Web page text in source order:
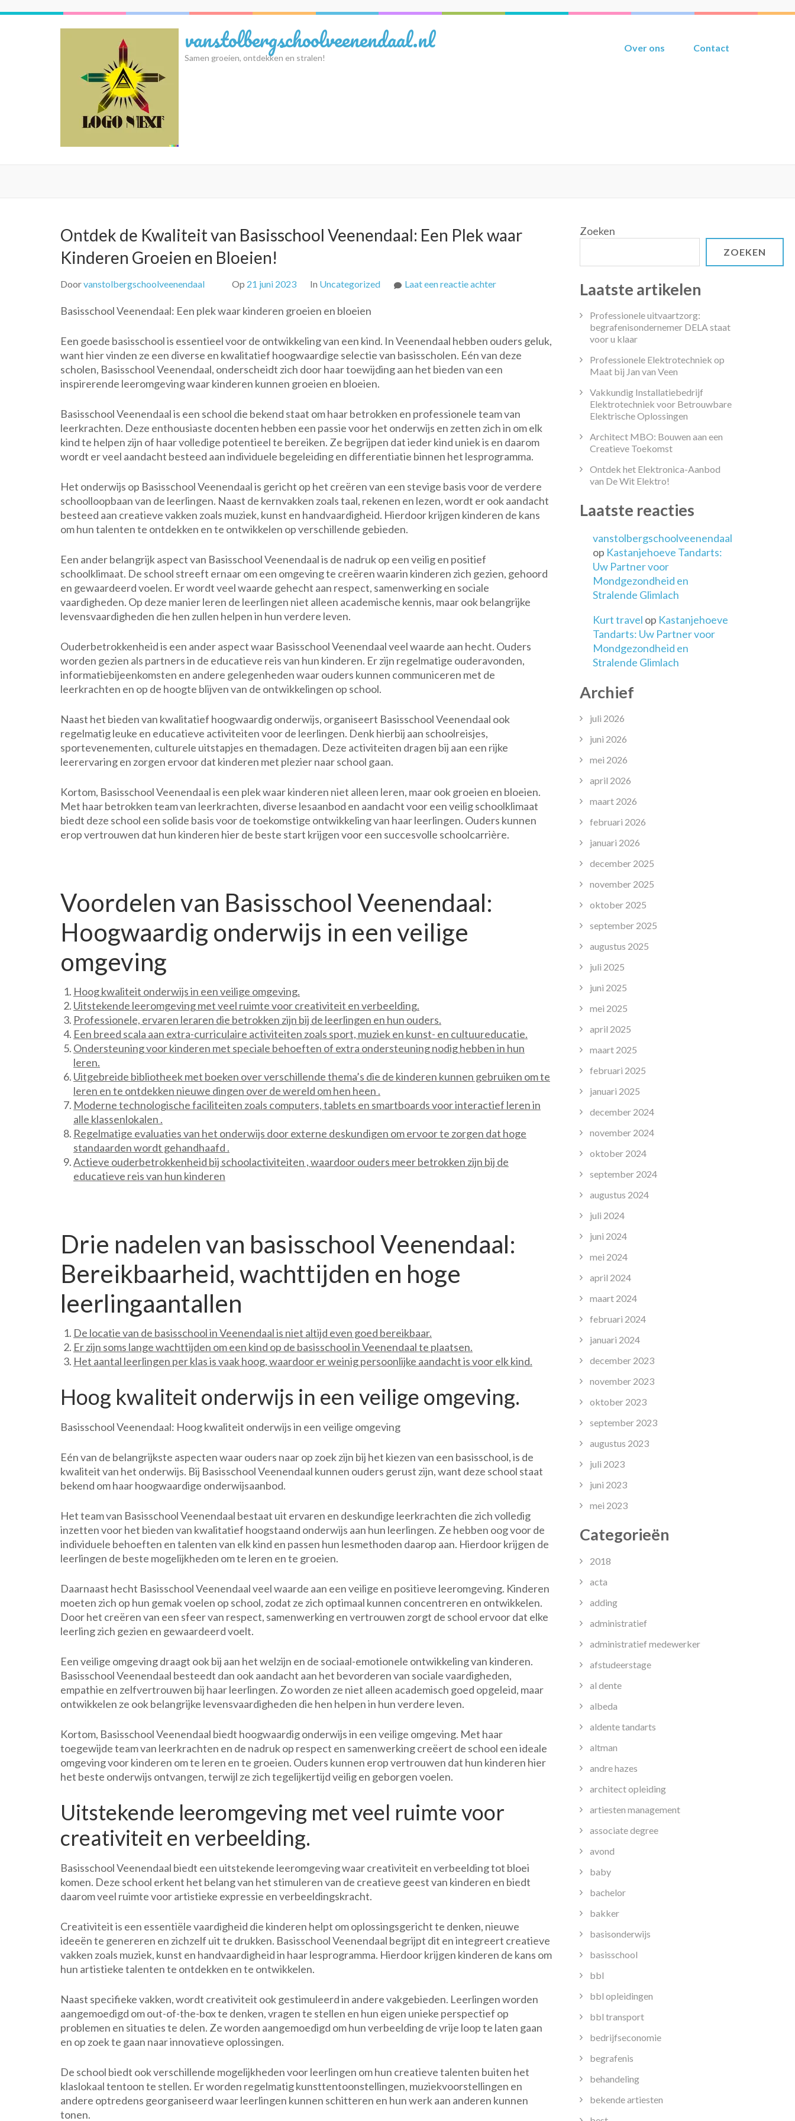
vanstolbergschoolveenendaal.nl
Samen groeien, ontdekken en stralen!
Over ons Contact
Ontdek de Kwaliteit van Basisschool Veenendaal: Een Plek waar
Kinderen Groeien en Bloeien!
Doorvanstolbergschoolveenendaal Op 21 juni 2023 In Uncategorized Laat een reactie achterop
van
Basisschool
Veenendaal:
waar
Kinderen
Groeien
en
Basisschool Veenendaal: Een plek waar kinderen groeien en bloeien
Een goede basisschool is essentieel voor de ontwikkeling van een kind. In Veenendaal hebben ouders geluk,
want hier vinden ze een diverse en kwalitatief hoogwaardige selectie van basisscholen. Eén van deze
scholen, Basisschool Veenendaal, onderscheidt zich door haar toewijding aan het bieden van een
inspirerende leeromgeving waar kinderen kunnen groeien en bloeien.
Basisschool Veenendaal is een school die bekend staat om haar betrokken en professionele team van
leerkrachten. Deze enthousiaste docenten hebben een passie voor het onderwijs en zetten zich in om elk
kind te helpen zijn of haar volledige potentieel te bereiken. Ze begrijpen dat ieder kind uniek is en daarom
wordt er veel aandacht besteed aan individuele begeleiding en differentiatie binnen het lesprogramma.
Het onderwijs op Basisschool Veenendaal is gericht op het creëren van een stevige basis voor de verdere
schoolloopbaan van de leerlingen. Naast de kernvakken zoals taal, rekenen en lezen, wordt er ook aandacht
besteed aan creatieve vakken zoals muziek, kunst en handvaardigheid. Hierdoor krijgen kinderen de kans
om hun talenten te ontdekken en te ontwikkelen op verschillende gebieden.
Een ander belangrijk aspect van Basisschool Veenendaal is de nadruk op een veilig en positief
schoolklimaat. De school streeft ernaar om een omgeving te creëren waarin kinderen zich gezien, gehoord
en gewaardeerd voelen. Er wordt veel waarde gehecht aan respect, samenwerking en sociale
vaardigheden. Op deze manier leren de leerlingen niet alleen academische kennis, maar ook belangrijke
levensvaardigheden die hen zullen helpen in hun verdere leven.
Ouderbetrokkenheid is een ander aspect waar Basisschool Veenendaal veel waarde aan hecht. Ouders
worden gezien als partners in de educatieve reis van hun kinderen. Er zijn regelmatige ouderavonden,
informatiebijeenkomsten en andere gelegenheden waar ouders kunnen communiceren met de
leerkrachten en op de hoogte blijven van de ontwikkelingen op school.
Naast het bieden van kwalitatief hoogwaardig onderwijs, organiseert Basisschool Veenendaal ook
regelmatig leuke en educatieve activiteiten voor de leerlingen. Denk hierbij aan schoolreisjes,
sportevenementen, culturele uitstapjes en themadagen. Deze activiteiten dragen bij aan een rijke
leerervaring en zorgen ervoor dat kinderen met plezier naar school gaan.
Kortom, Basisschool Veenendaal is een plek waar kinderen niet alleen leren, maar ook groeien en bloeien.
Met haar betrokken team van leerkrachten, diverse lesaanbod en aandacht voor een veilig schoolklimaat
biedt deze school een solide basis voor de toekomstige ontwikkeling van haar leerlingen. Ouders kunnen
erop vertrouwen dat hun kinderen hier de beste start krijgen voor een succesvolle schoolcarrière.
Voordelen van Basisschool Veenendaal:
Hoogwaardig onderwijs in een veilige
omgeving
Hoog kwaliteit onderwijs in een veilige omgeving.
Uitstekende leeromgeving met veel ruimte voor creativiteit en verbeelding.
Professionele, ervaren leraren die betrokken zijn bij de leerlingen en hun ouders.
Een breed scala aan extra-curriculaire activiteiten zoals sport, muziek en kunst- en cultuureducatie.
Ondersteuning voor kinderen met speciale behoeften of extra ondersteuning nodig hebben in hun
leren.
Uitgebreide bibliotheek met boeken over verschillende thema’s die de kinderen kunnen gebruiken om te
leren en te ontdekken nieuwe dingen over de wereld om hen heen .
Moderne technologische faciliteiten zoals computers, tablets en smartboards voor interactief leren in
alle klassenlokalen .
Regelmatige evaluaties van het onderwijs door externe deskundigen om ervoor te zorgen dat hoge
standaarden wordt gehandhaafd .
Actieve ouderbetrokkenheid bij schoolactiviteiten , waardoor ouders meer betrokken zijn bij de
educatieve reis van hun kinderen
Drie nadelen van basisschool Veenendaal:
Bereikbaarheid, wachttijden en hoge
leerlingaantallen
De locatie van de basisschool in Veenendaal is niet altijd even goed bereikbaar.
Er zijn soms lange wachttijden om een kind op de basisschool in Veenendaal te plaatsen.
Het aantal leerlingen per klas is vaak hoog, waardoor er weinig persoonlijke aandacht is voor elk kind.
Hoog kwaliteit onderwijs in een veilige omgeving.
Basisschool Veenendaal: Hoog kwaliteit onderwijs in een veilige omgeving
Eén van de belangrijkste aspecten waar ouders naar op zoek zijn bij het kiezen van een basisschool, is de
kwaliteit van het onderwijs. Bij Basisschool Veenendaal kunnen ouders gerust zijn, want deze school staat
bekend om haar hoogwaardige onderwijsaanbod.
Het team van Basisschool Veenendaal bestaat uit ervaren en deskundige leerkrachten die zich volledig
inzetten voor het bieden van kwalitatief hoogstaand onderwijs aan hun leerlingen. Ze hebben oog voor de
individuele behoeften en talenten van elk kind en passen hun lesmethoden daarop aan. Hierdoor krijgen de
leerlingen de beste mogelijkheden om te leren en te groeien.
Daarnaast hecht Basisschool Veenendaal veel waarde aan een veilige en positieve leeromgeving. Kinderen
moeten zich op hun gemak voelen op school, zodat ze zich optimaal kunnen concentreren en ontwikkelen.
Door het creëren van een sfeer van respect, samenwerking en vertrouwen zorgt de school ervoor dat elke
leerling zich gezien en gewaardeerd voelt.
Een veilige omgeving draagt ook bij aan het welzijn en de sociaal-emotionele ontwikkeling van kinderen.
Basisschool Veenendaal besteedt dan ook aandacht aan het bevorderen van sociale vaardigheden,
empathie en zelfvertrouwen bij haar leerlingen. Zo worden ze niet alleen academisch goed opgeleid, maar
ontwikkelen ze ook belangrijke levensvaardigheden die hen helpen in hun verdere leven.
Kortom, Basisschool Veenendaal biedt hoogwaardig onderwijs in een veilige omgeving. Met haar
toegewijde team van leerkrachten en de nadruk op respect en samenwerking creëert de school een ideale
omgeving voor kinderen om te leren en te groeien. Ouders kunnen erop vertrouwen dat hun kinderen hier
het beste onderwijs ontvangen, terwijl ze zich tegelijkertijd veilig en geborgen voelen.
Uitstekende leeromgeving met veel ruimte voor
creativiteit en verbeelding.
Basisschool Veenendaal biedt een uitstekende leeromgeving waar creativiteit en verbeelding tot bloei
komen. Deze school erkent het belang van het stimuleren van de creatieve geest van kinderen en biedt
daarom veel ruimte voor artistieke expressie en verbeeldingskracht.
Creativiteit is een essentiële vaardigheid die kinderen helpt om oplossingsgericht te denken, nieuwe
ideeën te genereren en zichzelf uit te drukken. Basisschool Veenendaal begrijpt dit en integreert creatieve
vakken zoals muziek, kunst en handvaardigheid in haar lesprogramma. Hierdoor krijgen kinderen de kans om
hun artistieke talenten te ontdekken en te ontwikkelen.
Naast specifieke vakken, wordt creativiteit ook gestimuleerd in andere vakgebieden. Leerlingen worden
aangemoedigd om out-of-the-box te denken, vragen te stellen en hun eigen unieke perspectief op
problemen en situaties te delen. Ze worden aangemoedigd om hun verbeelding de vrije loop te laten gaan
en op zoek te gaan naar innovatieve oplossingen.
De school biedt ook verschillende mogelijkheden voor leerlingen om hun creatieve talenten buiten het
klaslokaal tentoon te stellen. Er worden regelmatig kunsttentoonstellingen, muziekvoorstellingen en
andere optredens georganiseerd waar leerlingen kunnen schitteren en hun werk aan anderen kunnen
tonen.
Zoeken
ZOEKEN
Laatste artikelen
Professionele uitvaartzorg:
begrafenisondernemer DELA staat
voor u klaar
Professionele Elektrotechniek op
Maat bij Jan van Veen
Vakkundig Installatiebedrijf
Elektrotechniek voor Betrouwbare
Elektrische Oplossingen
Architect MBO: Bouwen aan een
Creatieve Toekomst
Ontdek het Elektronica-Aanbod
van De Wit Elektro!
Laatste reacties
vanstolbergschoolveenendaal
op Kastanjehoeve Tandarts:
Uw Partner voor
Mondgezondheid en
Stralende Glimlach
Kurt travel op Kastanjehoeve
Tandarts: Uw Partner voor
Mondgezondheid en
Stralende Glimlach
Archief
juli 2026
juni 2026
mei 2026
april 2026
maart 2026
februari 2026
januari 2026
december 2025
november 2025
oktober 2025
september 2025
augustus 2025
juli 2025
juni 2025
mei 2025
april 2025
maart 2025
februari 2025
januari 2025
december 2024
november 2024
oktober 2024
september 2024
augustus 2024
juli 2024
juni 2024
mei 2024
april 2024
maart 2024
februari 2024
januari 2024
december 2023
november 2023
oktober 2023
september 2023
augustus 2023
juli 2023
juni 2023
mei 2023
Categorieën
2018
acta
adding
administratief
administratief medewerker
afstudeerstage
al dente
albeda
aldente tandarts
altman
andre hazes
architect opleiding
artiesten management
associate degree
avond
baby
bachelor
bakker
basisonderwijs
basisschool
bbl
bbl opleidingen
bbl transport
bedrijfseconomie
begrafenis
behandeling
bekende artiesten